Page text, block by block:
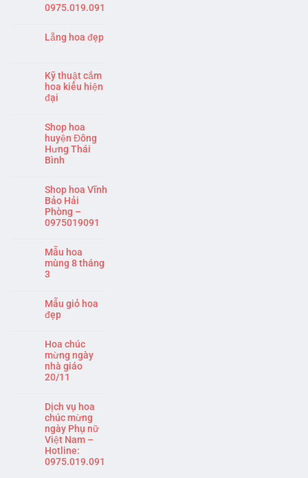
0975.019.091
Lẵng hoa đẹp
Kỹ thuật cắm
hoa kiểu hiện
đại
Shop hoa
huyện Đông
Hưng Thái
Bình
Shop hoa Vĩnh
Bảo Hải
Phòng –
0975019091
Mẫu hoa
mùng 8 tháng
3
Mẫu giỏ hoa
đẹp
Hoa chúc
mừng ngày
nhà giáo
20/11
Dịch vụ hoa
chúc mừng
ngày Phụ nữ
Việt Nam –
Hotline:
0975.019.091